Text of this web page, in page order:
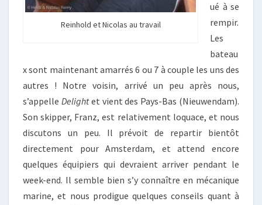
Reinhold et Nicolas au travail
ué à se
rempir.
Les
bateau
x sont maintenant amarrés 6 ou 7 à couple les uns des
autres ! Notre voisin, arrivé un peu après nous,
s’appelle Delightet vient des Pays-Bas (Nieuwendam).
Son skipper, Franz, est relativement loquace, et nous
discutons un peu. Il prévoit de repartir bientôt
directement pour Amsterdam, et attend encore
quelques équipiers qui devraient arriver pendant le
week-end. Il semble bien s’y connaître en mécanique
marine, et nous prodigue quelques conseils quant à